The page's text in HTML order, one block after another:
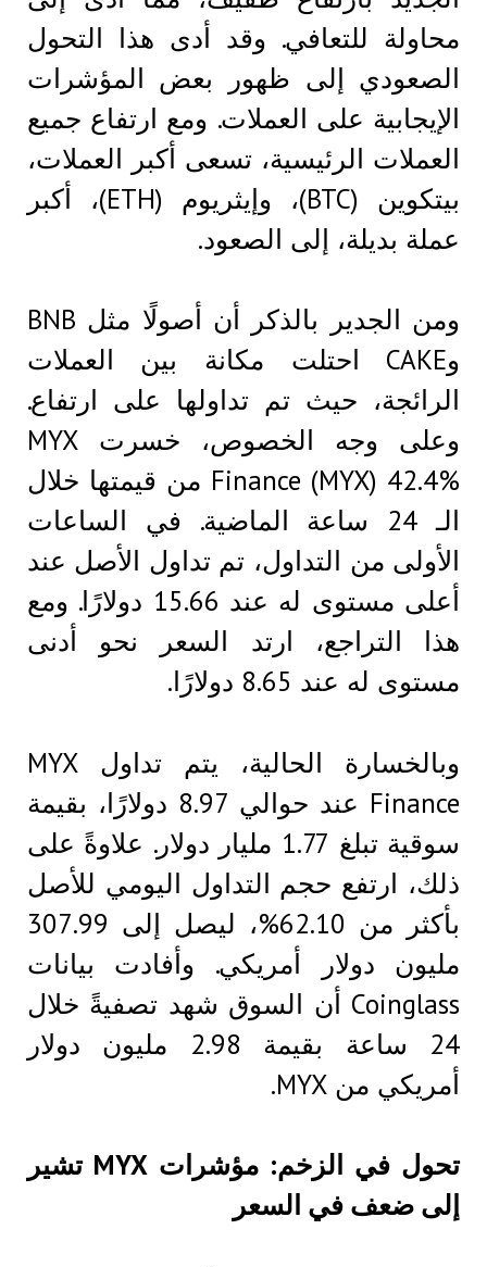
محاولة للتعافي. وقد أدى هذا التحول
الصعودي إلى ظهور بعض المؤشرات
الإيجابية على العملات. ومع ارتفاع جميع
العملات الرئيسية، تسعى أكبر العملات،
بيتكوين (BTC)، وإيثريوم (ETH)، أكبر
عملة بديلة، إلى الصعود.
ومن الجدير بالذكر أن أصولًا مثل BNB
وCAKE احتلت مكانة بين العملات
الرائجة، حيث تم تداولها على ارتفاع.
وعلى وجه الخصوص، خسرت MYX
Finance (MYX) 42.4% من قيمتها خلال
الـ 24 ساعة الماضية. في الساعات
الأولى من التداول، تم تداول الأصل عند
أعلى مستوى له عند 15.66 دولارًا. ومع
هذا التراجع، ارتد السعر نحو أدنى
مستوى له عند 8.65 دولارًا.
وبالخسارة الحالية، يتم تداول MYX
Finance عند حوالي 8.97 دولارًا، بقيمة
سوقية تبلغ 1.77 مليار دولار. علاوةً على
ذلك، ارتفع حجم التداول اليومي للأصل
بأكثر من 62.10%، ليصل إلى 307.99
مليون دولار أمريكي. وأفادت بيانات
Coinglass أن السوق شهد تصفيةً خلال
24 ساعة بقيمة 2.98 مليون دولار
أمريكي من MYX.
تحول في الزخم: مؤشرات MYX تشير
إلى ضعف في السعر